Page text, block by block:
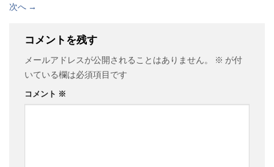
次へ →
コメントを残す
メールアドレスが公開されることはありません。 ※ が付
いている欄は必須項目です
コメント ※